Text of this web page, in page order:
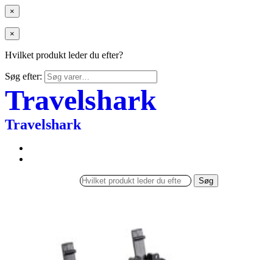
×
×
Hvilket produkt leder du efter?
Søg efter:
Travelshark
Travelshark
Søg